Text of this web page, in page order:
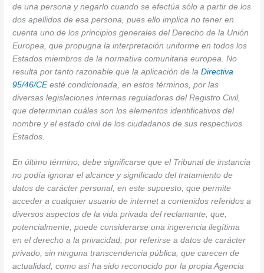
de una persona y negarlo cuando se efectúa sólo a partir de los
dos apellidos de esa persona, pues ello implica no tener en
cuenta uno de los principios generales del Derecho de la Unión
Europea, que propugna la interpretación uniforme en todos los
Estados miembros de la normativa comunitaria europea. No
resulta por tanto razonable que la aplicación de laDirectiva
95/46/CEesté condicionada, en estos términos, por las
diversas legislaciones internas reguladoras del Registro Civil,
que determinan cuáles son los elementos identificativos del
nombre y el estado civil de los ciudadanos de sus respectivos
Estados.
En último término, debe significarse que el Tribunal de instancia
no podía ignorar el alcance y significado del tratamiento de
datos de carácter personal, en este supuesto, que permite
acceder a cualquier usuario de internet a contenidos referidos a
diversos aspectos de la vida privada del reclamante, que,
potencialmente, puede considerarse una ingerencia ilegítima
en el derecho a la privacidad, por referirse a datos de carácter
privado, sin ninguna transcendencia pública, que carecen de
actualidad, como así ha sido reconocido por la propia Agencia